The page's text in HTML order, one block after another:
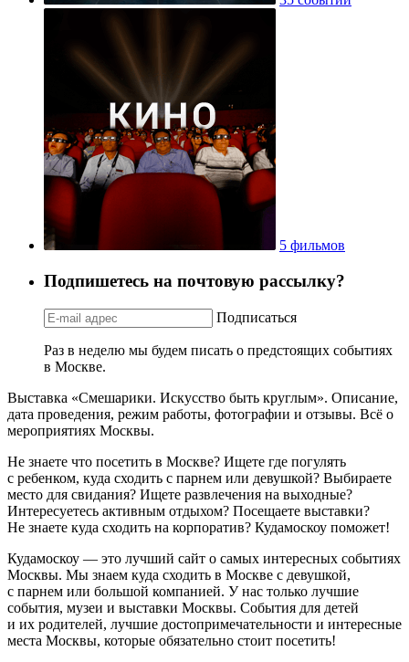
5 фильмов
Подпишетесь на почтовую рассылку?
Подписаться
Раз в неделю мы будем писать о предстоящих событиях
в Москве.
Выставка «Смешарики. Искусство быть круглым». Описание,
дата проведения, режим работы, фотографии и отзывы. Всё о
мероприятиях Москвы.
Не знаете что посетить в Москве? Ищете где погулять
с ребенком, куда сходить с парнем или девушкой? Выбираете
место для свидания? Ищете развлечения на выходные?
Интересуетесь активным отдыхом? Посещаете выставки?
Не знаете куда сходить на корпоратив? Кудамоскоу поможет!
Кудамоскоу — это лучший сайт о самых интересных событиях
Москвы. Мы знаем куда сходить в Москве с девушкой,
с парнем или большой компанией. У нас только лучшие
события, музеи и выставки Москвы. События для детей
и их родителей, лучшие достопримечательности и интересные
места Москвы, которые обязательно стоит посетить!